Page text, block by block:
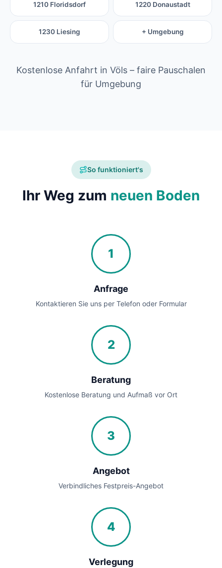
1210 Floridsdorf 1220 Donaustadt
1230 Liesing + Umgebung
Kostenlose Anfahrt in Völs – faire Pauschalen
für Umgebung
So funktioniert's
Ihr Weg zum neuen Boden
1
Anfrage
Kontaktieren Sie uns per Telefon oder Formular
2
Beratung
Kostenlose Beratung und Aufmaß vor Ort
3
Angebot
Verbindliches Festpreis-Angebot
4
Verlegung